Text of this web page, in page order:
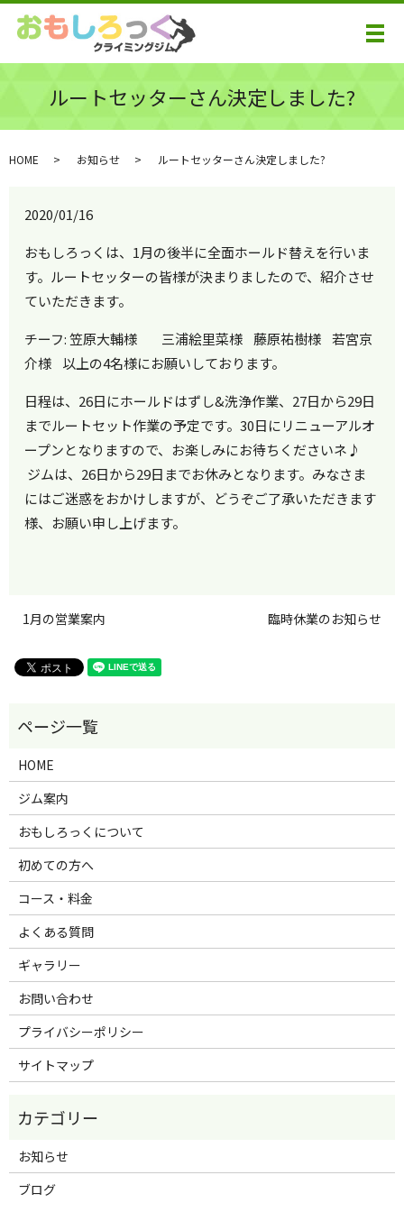
メ
ルートセッターさん決定しました?
HOME お知らせ ルートセッターさん決定しました?
2020/01/16
おもしろっくは、1月の後半に全面ホールド替えを行いま
す。ルートセッターの皆様が決まりましたので、紹介させ
ていただきます。
チーフ: 笠原大輔様 三浦絵里菜様 藤原祐樹様 若宮京
介様 以上の4名様にお願いしております。
日程は、26日にホールドはずし&洗浄作業、27日から29日
までルートセット作業の予定です。30日にリニューアルオ
ープンとなりますので、お楽しみにお待ちくださいネ♪
ジムは、26日から29日までお休みとなります。みなさま
にはご迷惑をおかけしますが、どうぞご了承いただきます
様、お願い申し上げます。
1月の営業案内 臨時休業のお知らせ
HOME
ジム案内
おもしろっくについて
初めての方へ
コース・料金
よくある質問
ギャラリー
お問い合わせ
プライバシーポリシー
サイトマップ
お知らせ
ブログ